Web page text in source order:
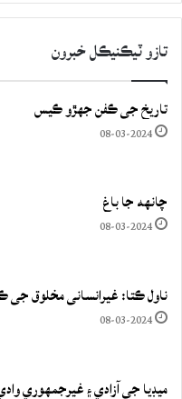
تازو ٽيڪنيڪل خبرون
تاريخ جي ڪفن جھڙو ڪيس
08-03-2024
چانهه جا باغ
08-03-2024
ناول ڪتا: غيرانساني مخلوق جي
08-03-2024
ميڊيا جي آزادي ۽ غيرجمھوري